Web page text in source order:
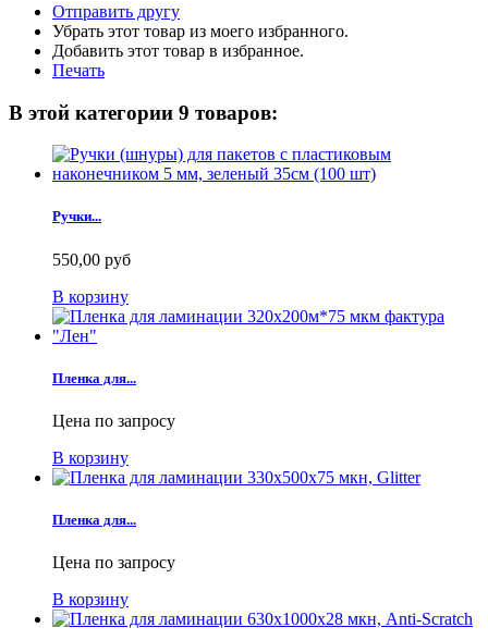
Отправить другу
Убрать этот товар из моего избранного.
Добавить этот товар в избранное.
Печать
В этой категории 9 товаров:
Ручки...
550,00 руб
В корзину
Пленка для...
Цена по запросу
В корзину
Пленка для...
Цена по запросу
В корзину